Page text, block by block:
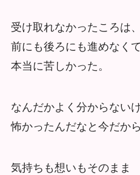
受け取れなかったころは、
前にも後ろにも進めなくて
本当に苦しかった。
なんだかよく分からない
怖かったんだなと今だか
気持ちも想いもそのまま